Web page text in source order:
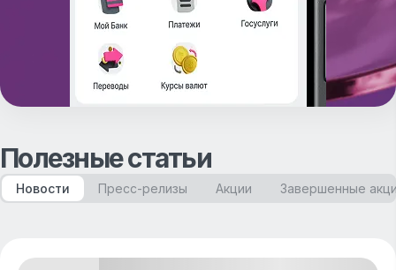
Полезные статьи
Новости Пресс-релизы Акции Завершенные